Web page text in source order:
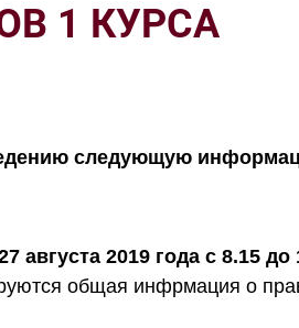
1 КУРСА
следующую
августа 2019 года с 8.15 до
общая инфрмация о